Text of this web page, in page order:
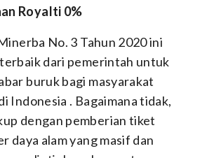
Royalti 0%
No. 3 Tahun 2020 ini
dari pemerintah untuk
buruk bagi masyarakat
Indonesia . Bagaimana tidak,
dengan pemberian tiket
daya alam yang masif dan